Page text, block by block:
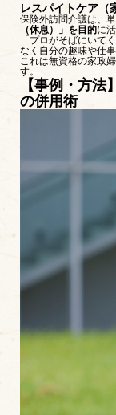
レスパイトケア（
保険外訪問介護は、
（休息）」を目的に
「プロがそばにいて
なく自分の趣味や仕
これは無資格の家政
す。
【事例・方法
の併用術